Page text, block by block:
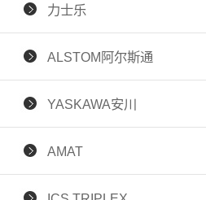
力士乐
ALSTOM阿尔斯通
YASKAWA安川
AMAT